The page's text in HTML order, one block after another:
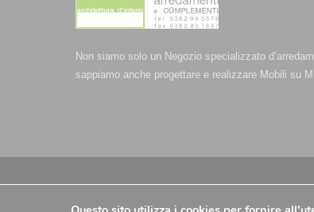
Non siamo solo un Negozio specializzato
sappiamo anche progettare e realizzare Mobili su
-Aiuti e contributi riconosciuti| @ 2025 - Strategie